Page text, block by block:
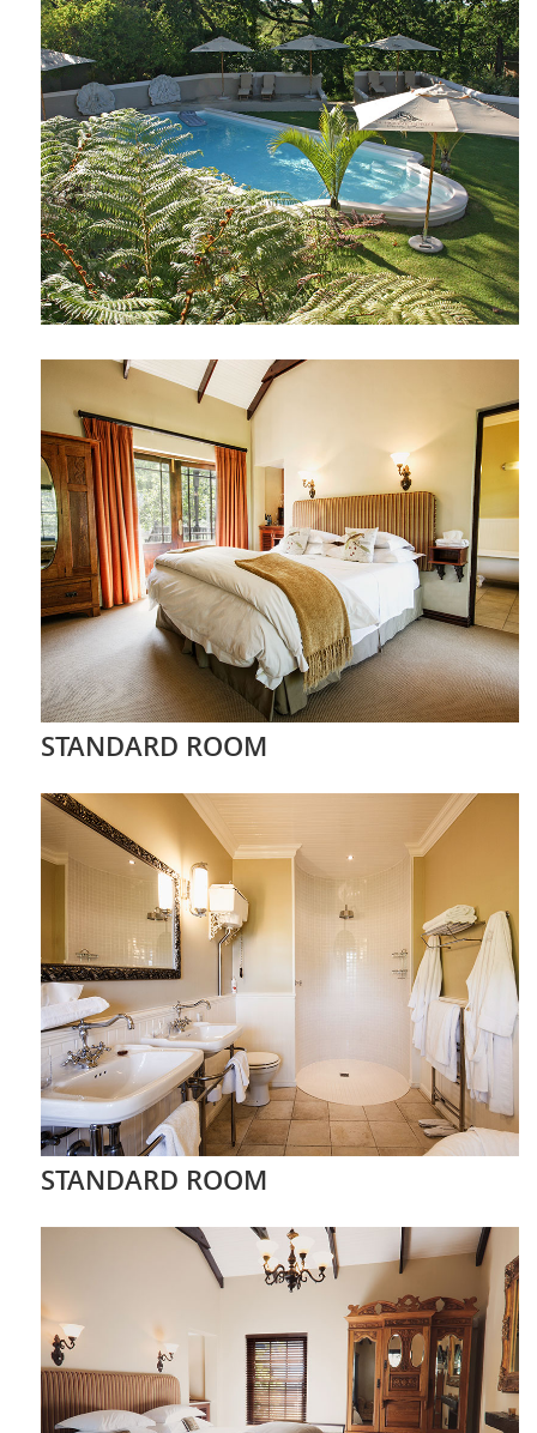
STANDARD ROOM
STANDARD ROOM